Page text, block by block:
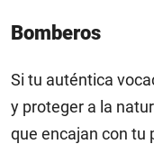
Bomberos
Si tu auténtica
y proteger a la
que encajan con tu